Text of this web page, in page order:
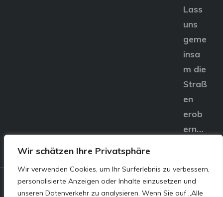
Wir schätzen Ihre Privatsphäre
Wir verwenden Cookies, um Ihr Surferlebnis zu verbessern,
personalisierte Anzeigen oder Inhalte einzusetzen und
unseren Datenverkehr zu analysieren. Wenn Sie auf „Alle
Lass
uns
geme
insa
m die
Straß
en
erob
ern…
© E&S Motors GmbH,